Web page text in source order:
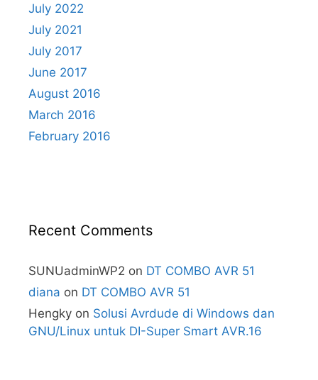
July 2022
July 2021
July 2017
June 2017
August 2016
March 2016
February 2016
Recent Comments
SUNUadminWP2 on DT COMBO AVR 51
diana on DT COMBO AVR 51
Hengky on Solusi Avrdude di Windows dan
GNU/Linux untuk DI-Super Smart AVR.16